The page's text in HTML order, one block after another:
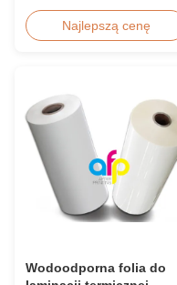
termotopliwym EVA, odporna
wilgoć, odpowiednia do
Najlepszą cenę
Wodoodporna folia do